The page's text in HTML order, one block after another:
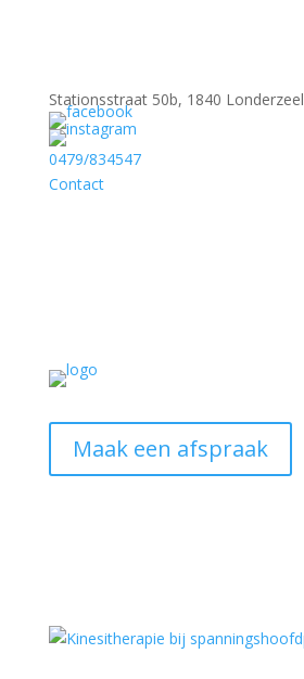
Stationsstraat 50b, 1840 Londerzeel
0479/834547
Contact
Maak een afspraak